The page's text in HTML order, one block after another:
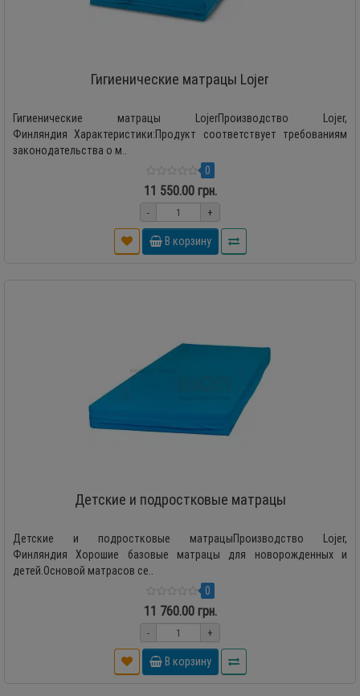
Гигиенические матрацы Lojer
Гигиенические матрацы LojerПроизводство Lojer,
Финляндия Характеристики:Продукт соответствует требованиям
законодательства о м..
0
11 550.00 грн.
- +
В корзину
Детские и подростковые матрацы
Детские и подростковые матрацыПроизводство Lojer,
Финляндия Хорошие базовые матрацы для новорожденных и
детей.Основой матрасов се..
0
11 760.00 грн.
- +
В корзину